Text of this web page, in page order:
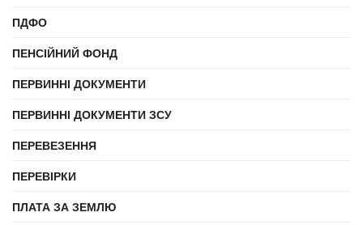
ПДФО
ПЕНСІЙНИЙ ФОНД
ПЕРВИННІ ДОКУМЕНТИ
ПЕРВИННІ ДОКУМЕНТИ ЗСУ
ПЕРЕВЕЗЕННЯ
ПЕРЕВІРКИ
ПЛАТА ЗА ЗЕМЛЮ